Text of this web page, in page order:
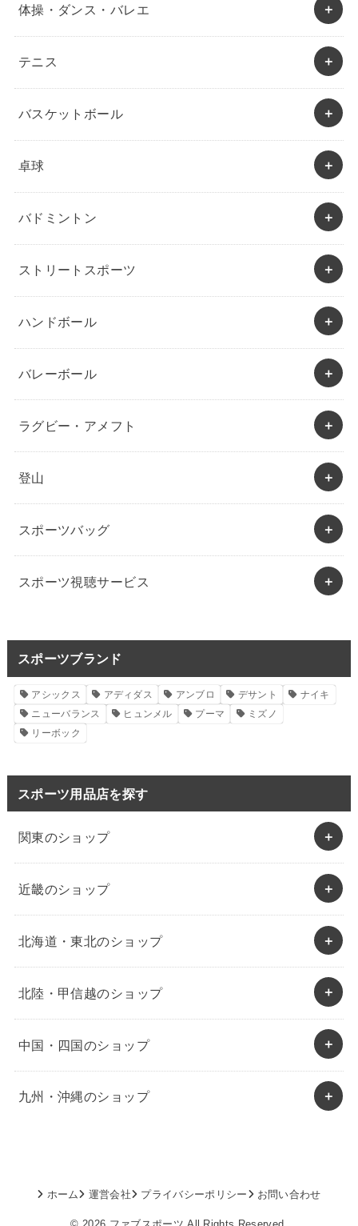
体操・ダンス・バレエ
テニス
バスケットボール
卓球
バドミントン
ストリートスポーツ
ハンドボール
バレーボール
ラグビー・アメフト
登山
スポーツバッグ
スポーツ視聴サービス
スポーツブランド
アシックス アディダス アンブロ デサント
ナイキ
ニューバランス
ヒュンメル プーマ
ミズノ
リーボック
スポーツ用品店を探す
関東のショップ
近畿のショップ
北海道・東北のショップ
北陸・甲信越のショップ
中国・四国のショップ
九州・沖縄のショップ
ホーム 運営会社 プライバシーポリシー お問い合わせ